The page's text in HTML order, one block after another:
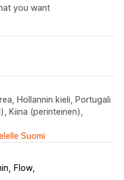
you want
Hollannin kieli, Portugali
Kiina (perinteinen),
Suomi
Flow